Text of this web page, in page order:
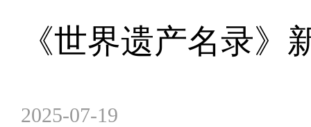
《世界遗产名录》
2025-07-19